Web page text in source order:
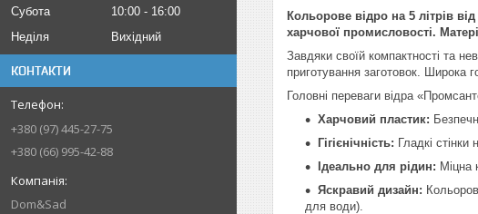
Субота
10:00
16:00
Неділя
Вихідний
КОНТАКТИ
+380 (97) 445-27-75
+380 (66) 995-42-88
Dom&Sad
Кольорове відро на 5 літрів
харчової промисловості.
Завдяки своїй компактності та
приготування заготовок. Широка
Головні переваги відра
Харчовий пластик:
Гігієнічність: Гладкі
Ідеально для рідин: Міцна
Яскравий дизайн:
для води).